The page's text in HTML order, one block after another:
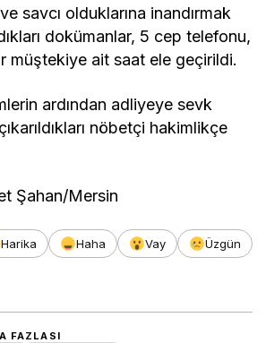
savcı olduklarına inandırmak
dokümanlar, 5 cep telefonu,
müştekiye ait saat ele geçirildi.
ardından adliyeye sevk
nöbetçi hakimlikçe
Şahan/Mersin
Harika Haha Vay
Üzgün
FAZLASI